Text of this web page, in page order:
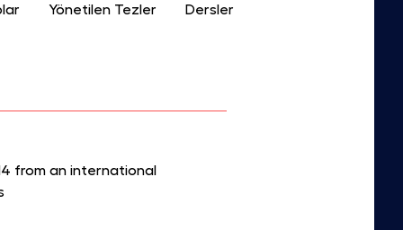
Yönetilen Tezler Dersler
from an international